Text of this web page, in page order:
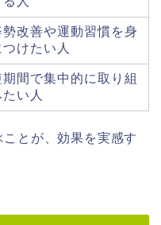
勢改善や運動習慣を身
つけたい人
期間で集中的に取り組
い人
とが、効果を実感す